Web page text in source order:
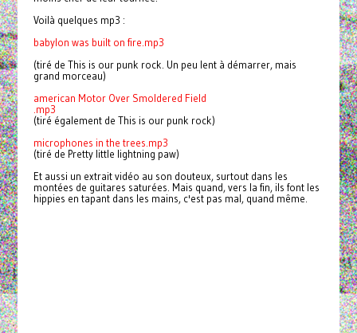
Voilà quelques mp3 :
babylon was built on fire.mp3
(tiré de This is our punk rock. Un peu lent à démarrer, mais
grand morceau)
american Motor Over Smoldered Field
.mp3
(tiré également de This is our punk rock)
microphones in the trees.mp3
(tiré de Pretty little lightning paw)
Et aussi un extrait vidéo au son douteux, surtout dans les
montées de guitares saturées. Mais quand, vers la fin, ils font les
hippies en tapant dans les mains, c'est pas mal, quand même.